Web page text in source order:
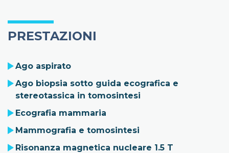
PRESTAZIONI
Ago aspirato
Ago biopsia sotto guida ecografica e
stereotassica in tomosintesi
Ecografia mammaria
Mammografia e tomosintesi
Risonanza magnetica nucleare 1.5 T